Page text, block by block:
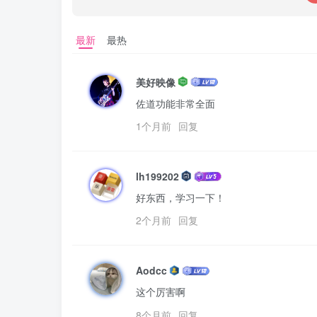
最新 最热
美好映像
佐道功能非常全面
1个月前 回复
lh199202
好东西，学习一下！
2个月前 回复
Aodcc
这个厉害啊